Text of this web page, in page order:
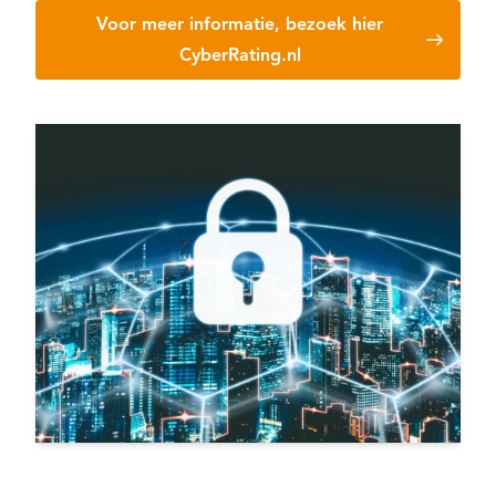
Voor meer informatie, bezoek hier
CyberRating.nl